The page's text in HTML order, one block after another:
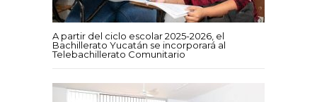
A partir del ciclo escolar 2025-2026, el
Bachillerato Yucatán se incorporará al
Telebachillerato Comunitario